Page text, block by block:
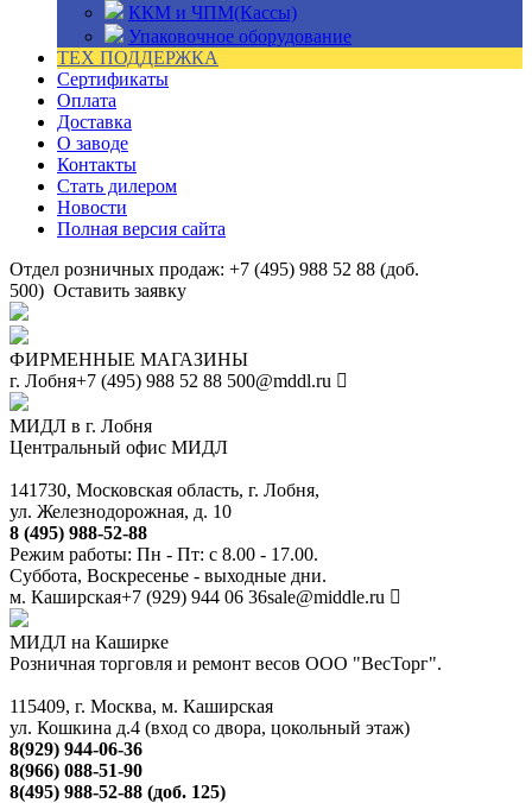
ККМ и ЧПМ(Кассы)
Упаковочное оборудование
ТЕХ ПОДДЕРЖКА
Сертификаты
Оплата
Доставка
О заводе
Контакты
Стать дилером
Новости
Полная версия сайта
Отдел розничных продаж: +7 (495) 988 52 88 (доб.
500) Оставить заявку
ФИРМЕННЫЕ МАГАЗИНЫ
г. Лобня+7 (495) 988 52 88 500@mddl.ru
МИДЛ в г. Лобня
Центральный офис МИДЛ
141730, Московская область, г. Лобня,
ул. Железнодорожная, д. 10
8 (495) 988-52-88
Режим работы: Пн - Пт: с 8.00 - 17.00.
Суббота, Воскресенье - выходные дни.
м. Каширская+7 (929) 944 06 36sale@middle.ru
МИДЛ на Каширке
Розничная торговля и ремонт весов ООО "ВесТорг".
115409, г. Москва, м. Каширская
ул. Кошкина д.4 (вход со двора, цокольный этаж)
8(929) 944-06-36
8(966) 088-51-90
8(495) 988-52-88 (доб. 125)